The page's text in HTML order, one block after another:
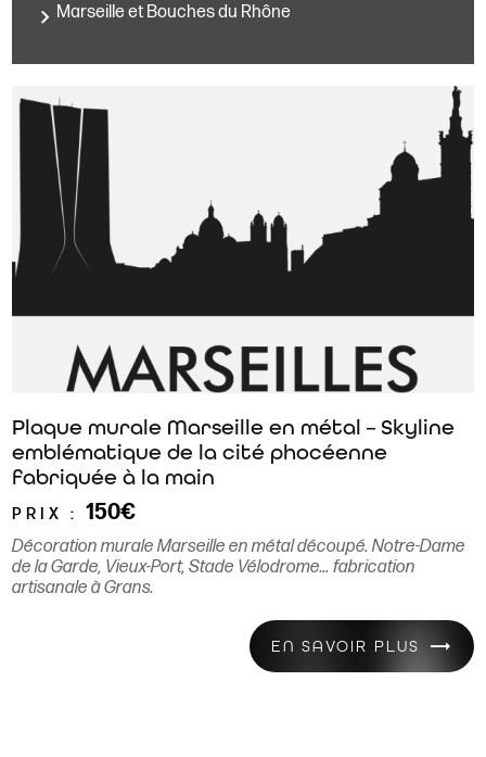
Marseille et Bouches du Rhône
Plaque murale Marseille en métal – Skyline
emblématique de la cité phocéenne
fabriquée à la main
PRIX :150€
Décoration murale Marseille en métal découpé. Notre-Dame
de la Garde, Vieux-Port, Stade Vélodrome... fabrication
artisanale à Grans.
EN SAVOIR PLUS